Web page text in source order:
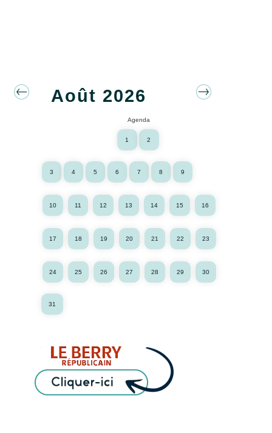
Août 2026
Agenda
1 2
3 4 5 6 7 8 9
10 11 12 13 14 15 16
17 18 19 20 21 22 23
24 25 26 27 28 29 30
31